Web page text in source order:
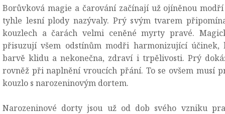
Borůvková magie a čarování začínají už ojíněnou
tyhle lesní plody nazývaly. Prý svým tvarem
kouzlech a čarách velmi ceněné myrty pravé.
přisuzují všem odstínům modři harmonizující
barvě klidu a nekonečna, zdraví i trpělivosti. Prý
rovněž při naplnění vroucích přání. To se ovšem musí
kouzlo s narozeninovým dortem.
Narozeninové dorty jsou už od dob svého vzniku